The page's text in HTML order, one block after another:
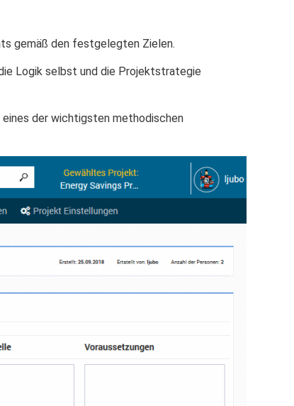
gemäß den festgelegten Zielen.
Logik selbst und die Projektstrategie
der wichtigsten methodischen